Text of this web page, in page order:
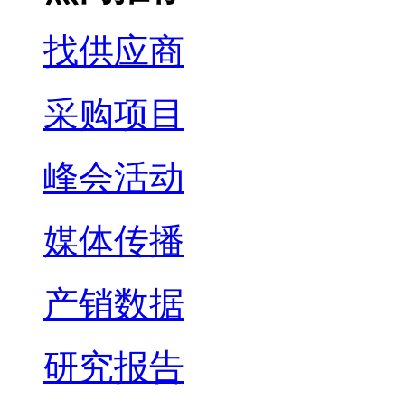
找供应商
采购项目
峰会活动
媒体传播
产销数据
研究报告